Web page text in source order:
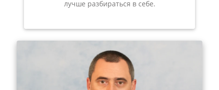
лучше разбираться в себе.